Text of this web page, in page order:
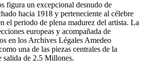
figura un excepcional desnudo de
hacia 1918 y perteneciente al célebre
el periodo de plena madurez del artista. La
europeas y acompañada de
en los Archives Légales Amedeo
una de las piezas centrales de la
salida de 2.5 Millones.